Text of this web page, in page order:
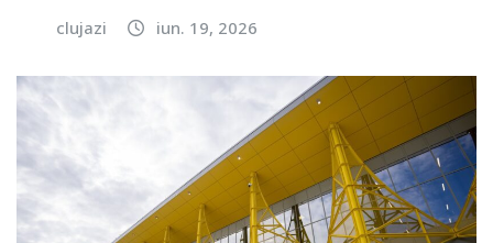
clujazi iun. 19, 2026